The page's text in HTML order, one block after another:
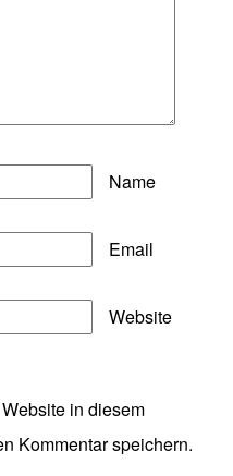
Name
Email
Website
in diesem
Kommentar speichern.